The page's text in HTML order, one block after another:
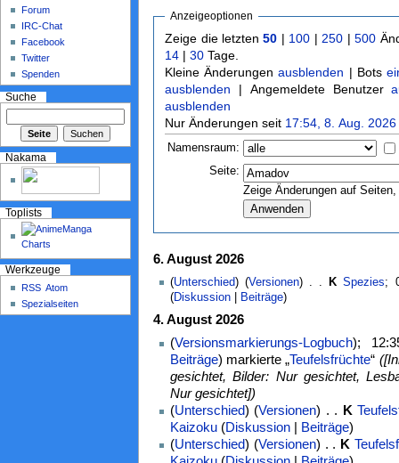
Anzeigeoptionen
Zeige die letzten50 | 100 | 250 |500
14 |30 Tage.
Kleine Änderungenausblenden | Bots
ausblenden | Angemeldete Benutzer
ausblenden
Nur Änderungen seit 17:54, 8. Aug. 2026
Namensraum:
Seite:
Zeige Änderungen auf
6. August 2026
(Unterschied) (Versionen) . . K Spezies‎;
(Diskussion| Beiträge)
4. August 2026
(Versionsmarkierungs-Logbuch);
Beiträge) markierte „Teufelsfrüchte“
gesichtet, Bilder: Nur gesichtet,
Nur gesichtet])
(Unterschied) (Versionen) . . K
Kaizoku (Diskussion| Beiträge)
(Unterschied) (Versionen) . . K
Forum
IRC-Chat
Facebook
Twitter
Spenden
Suche
Nakama
Toplists
Werkzeuge
RSS Atom
Spezialseiten